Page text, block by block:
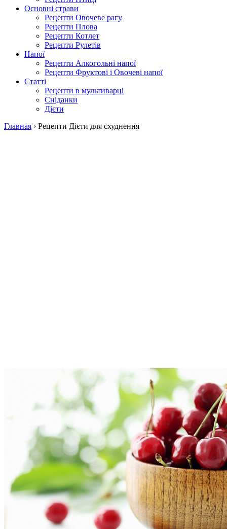
Основні страви
Рецепти Овочеве рагу
Рецепти Плова
Рецепти Котлет
Рецепти Рулетів
Напої
Рецепти Алкогольні напої
Рецепти Фруктові і Овочеві напої
Статті
Рецепти в мультиварці
Сніданки
Дієти
Главная › Рецепти Дієти для схуднення